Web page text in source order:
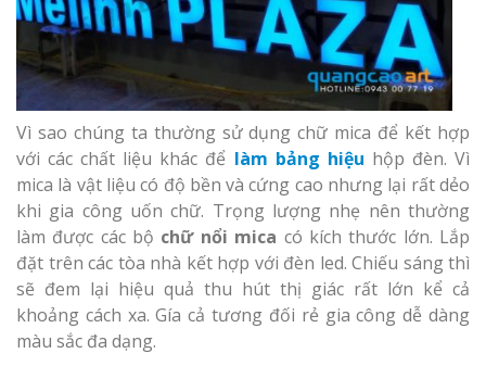
Vì sao chúng ta thường sử dụng chữ mica để kết hợp
với các chất liệu khác để làm bảng hiệu hộp đèn. Vì
mica là vật liệu có độ bền và cứng cao nhưng lại rất dẻo
khi gia công uốn chữ. Trọng lượng nhẹ nên thường
làm được các bộ chữ nổi mica có kích thước lớn. Lắp
đặt trên các tòa nhà kết hợp với đèn led. Chiếu sáng thì
sẽ đem lại hiệu quả thu hút thị giác rất lớn kể cả
khoảng cách xa. Gía cả tương đối rẻ gia công dễ dàng
màu sắc đa dạng.
Cáo Tại Vinh
Biển Led
Ma Trận
Thi Công
Nghiệp
Làm Biển
Mica Tại
Ngay
Làm biển